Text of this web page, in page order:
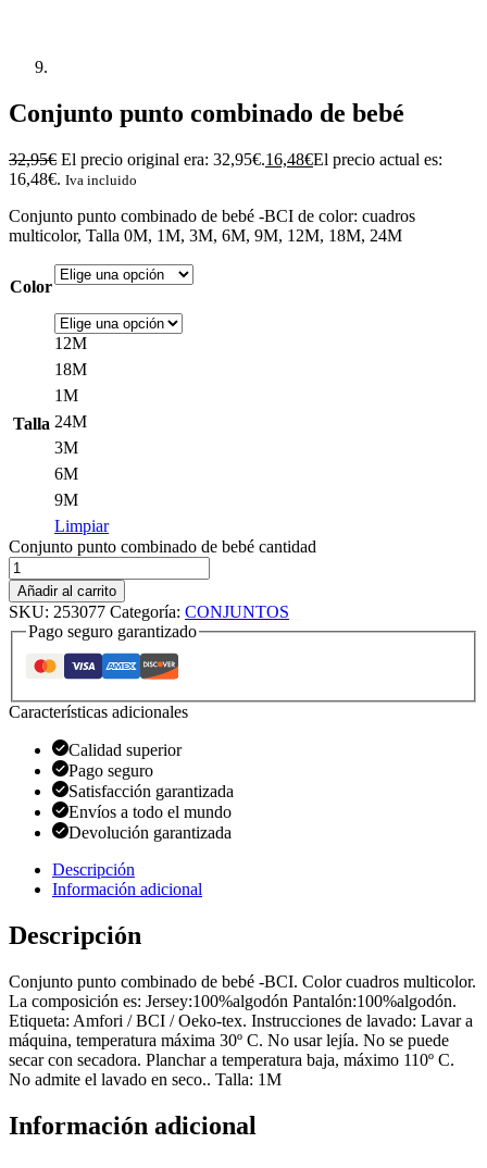
Conjunto punto combinado de bebé
32,95€ El precio original era: 32,95€.16,48€El precio actual es:
16,48€. Iva incluido
Conjunto punto combinado de bebé -BCI de color: cuadros
multicolor, Talla 0M, 1M, 3M, 6M, 9M, 12M, 18M, 24M
Color
Talla
12M
18M
1M
24M
3M
6M
9M
Limpiar
Conjunto punto combinado de bebé cantidad
Añadir al carrito
SKU: 253077 Categoría: CONJUNTOS
Pago seguro garantizado
Características adicionales
Calidad superior
Pago seguro
Satisfacción garantizada
Envíos a todo el mundo
Devolución garantizada
Descripción
Información adicional
Descripción
Conjunto punto combinado de bebé -BCI. Color cuadros multicolor.
La composición es: Jersey:100%algodón Pantalón:100%algodón.
Etiqueta: Amfori / BCI / Oeko-tex. Instrucciones de lavado: Lavar a
máquina, temperatura máxima 30º C. No usar lejía. No se puede
secar con secadora. Planchar a temperatura baja, máximo 110º C.
No admite el lavado en seco.. Talla: 1M
Información adicional